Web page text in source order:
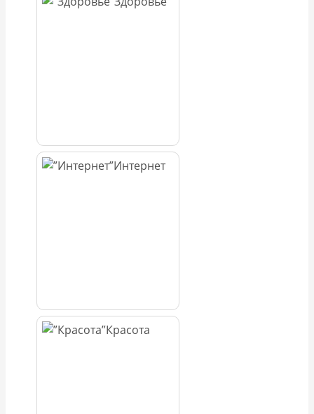
Интернет
Красота